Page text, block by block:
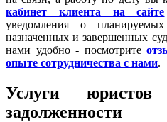
кабинет клиента на сайте
уведомления о
назначенных и завершенных
нами удобно - посмотрите
опыте сотрудничества с нами.
Услуги
задолженности